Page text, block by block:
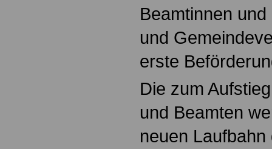
Beamtinnen
und
erste
Die zum
und Beamten
neuen